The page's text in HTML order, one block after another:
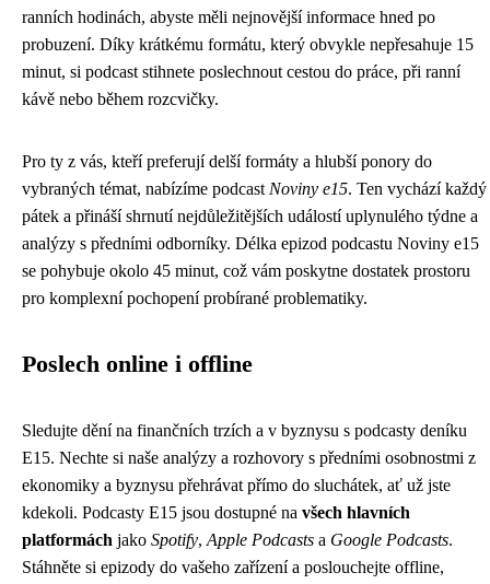
ranních hodinách, abyste měli nejnovější informace hned po
probuzení. Díky krátkému formátu, který obvykle nepřesahuje 15
minut, si podcast stihnete poslechnout cestou do práce, při ranní
kávě nebo během rozcvičky.
Pro ty z vás, kteří preferují delší formáty a hlubší ponory do
vybraných témat, nabízíme podcast Noviny e15. Ten vychází každý
pátek a přináší shrnutí nejdůležitějších událostí uplynulého týdne a
analýzy s předními odborníky. Délka epizod podcastu Noviny e15
se pohybuje okolo 45 minut, což vám poskytne dostatek prostoru
pro komplexní pochopení probírané problematiky.
Poslech online i offline
Sledujte dění na finančních trzích a v byznysu s podcasty deníku
E15. Nechte si naše analýzy a rozhovory s předními osobnostmi z
ekonomiky a byznysu přehrávat přímo do sluchátek, ať už jste
kdekoli. Podcasty E15 jsou dostupné na všech hlavních
platformách jako Spotify, Apple Podcasts a Google Podcasts.
Stáhněte si epizody do vašeho zařízení a poslouchejte offline,